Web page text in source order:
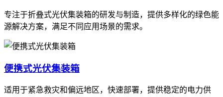
专注于折叠式光伏集装箱的研发与制造，提供多样化的绿色能
源解决方案，满足不同应用场景的需求。
便携式光伏集装箱
适用于紧急救灾和偏远地区，快速部署，提供稳定的电力供